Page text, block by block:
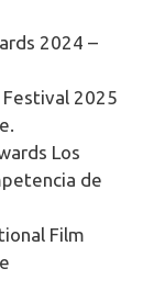
2024 –
Festival 2025
Los
de
Film